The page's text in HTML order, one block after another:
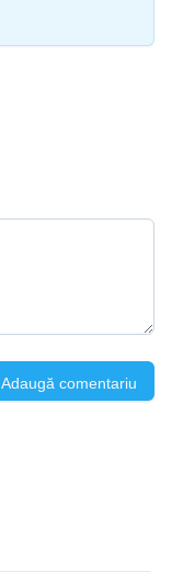
Adaugă comentariu